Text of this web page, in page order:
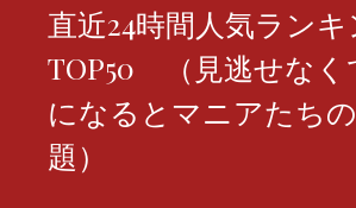
直近24時間人気ラン
TOP50 （見逃せなく
になるとマニアたち
題）